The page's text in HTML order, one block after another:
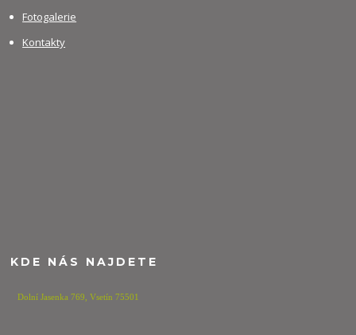
Fotogalerie
Kontakty
KDE NÁS NAJDETE
Dolní Jasenka 769,Vsetín 75501